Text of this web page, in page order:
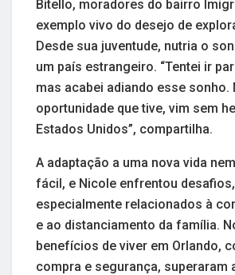
Bitello, moradores do bairro
exemplo vivo do desejo de
Desde sua juventude, nutria o
um país estrangeiro. “Tentei ir
mas acabei adiando esse sonho.
oportunidade que tive, vim sem
Estados Unidos”, compartilha.
A adaptação a uma nova vida
fácil, e Nicole enfrentou desafios,
especialmente relacionados à
e ao distanciamento da família.
benefícios de viver em Orlando,
compra e segurança, superaram